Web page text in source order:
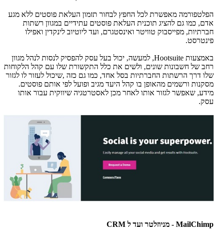
הפלטפורמה מאפשרת לכל החפץ לבחור תזמון העלאת פוסטים ללא מגע
אדם, כמו גם להציג תוכנית העלאת פוסטים עתידיים במגוון רשתות
חברתיות, מפייסבוק טוויטר ואינסטגרם, ועד ליוטיוב לינקדין ואפילו
פינטרסט.
באמצעות Hootsuite, למעשה, יכול בעל עסק להפסיק לנסות לנהל מגוון
רחב של חשבונות שונים, ולשים את כלל התקשורת שלו עם קהל הלקוחות
שלו דרך הרשתות החברתיות בסל אחד, כמו גם כזה ,שיכול לעזור לו לגזור
מסקנות ורשמים מהאופן בו קהל היעד מגיב ופועל לפי אותם פוסטים.
מידע, שאפשר לגזור אותו לאחר מכן לאסטרטגיה שיווקית עבור אותו
עסק.
MailChimp - מניוזלטר ועד ל CRM